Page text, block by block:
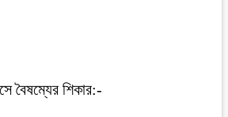
বৈষম্যের শিকার:-